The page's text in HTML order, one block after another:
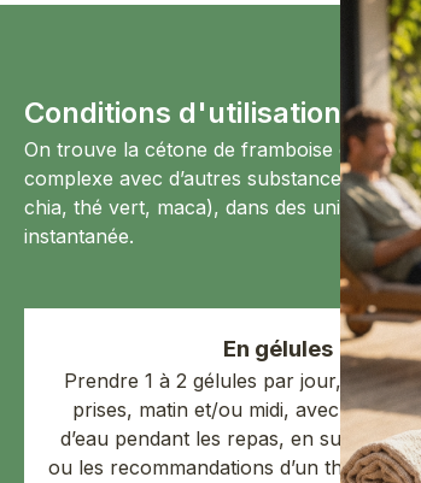
Conditions d'utilisation de
On trouve la cétone de framboise en
complexe avec d’autres substances ou «
chia, thé vert, maca), dans des unidoses
instantanée.
En gélules
Prendre 1 à 2 gélules par jour, en une
prises, matin et/ou midi, avec un
d’eau pendant les repas, en suivant les
ou les recommandations d’un